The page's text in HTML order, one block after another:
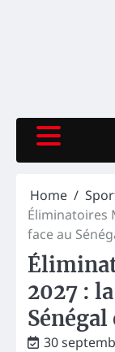
Home
Éliminatoires
face au
2027 :
30